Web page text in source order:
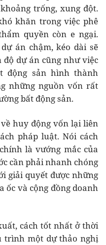
trống, xung đột.
khăn trong việc phê
quyền còn e ngại.
án chậm, kéo dài sẽ
dự án cũng như việc
động sản hình thành
những nguồn vốn rất
bất động sản.
huy động vốn lại liên
pháp luật. Nói cách
là vướng mắc của
cần phải nhanh chóng
giải quyết được những
và cộng đồng doanh
cách tốt nhất ở thời
trình một dự thảo nghị